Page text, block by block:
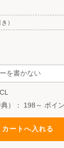
）
）：
198～ ポイ